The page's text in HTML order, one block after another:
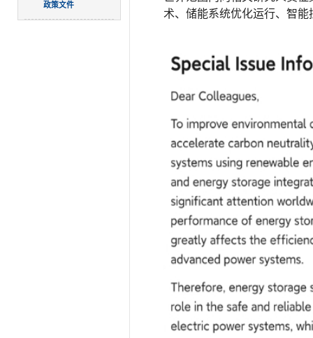
政策文件
术、 储能系统优化运行、 智能